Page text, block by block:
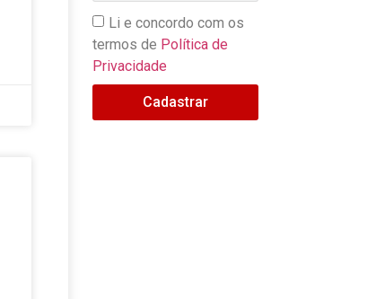
Li e concordo com os
termos de Política de
Privacidade
Cadastrar